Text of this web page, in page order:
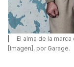
El alma de la
[Imagen], por Garage.